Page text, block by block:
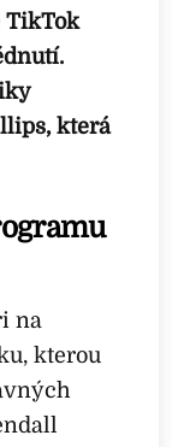
TikTok
která
na
kterou